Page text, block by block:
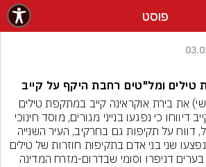
פוסט
ומל"טים רחבת היקף על קייב